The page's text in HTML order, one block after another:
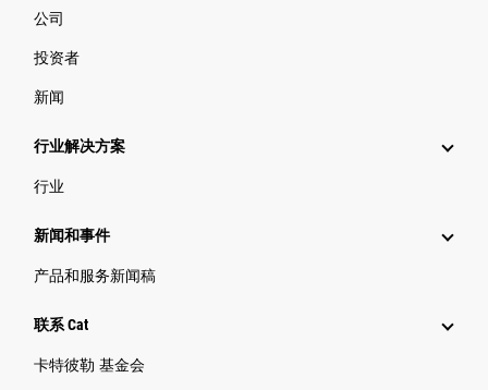
公司
投资者
新闻
行业解决方案
行业
新闻和事件
产品和服务新闻稿
联系 Cat
卡特彼勒 基金会